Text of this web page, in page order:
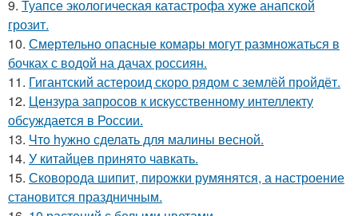
9. Туапсе экологическая катастрофа хуже анапской
грозит.
10. Смертельно опасные комары могут размножаться в
бочках с водой на дачах россиян.
11. Гигантский астероид скоро рядом с землёй пройдёт.
12. Цензура запросов к искусственному интеллекту
обсуждается в России.
13. Чтo hужно сделать для малины весной.
14. У китайцев принято чавкать.
15. Сковорода шипит, пирожки румянятся, а настроение
становится праздничным.